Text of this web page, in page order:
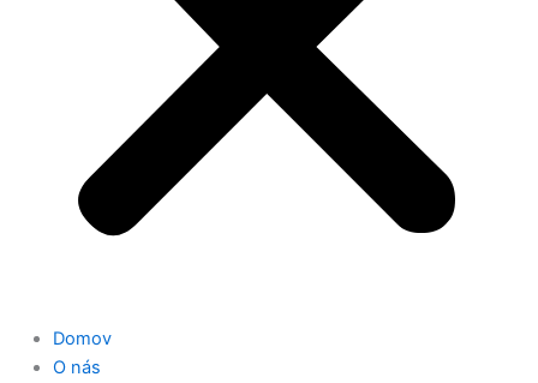
Domov
O nás